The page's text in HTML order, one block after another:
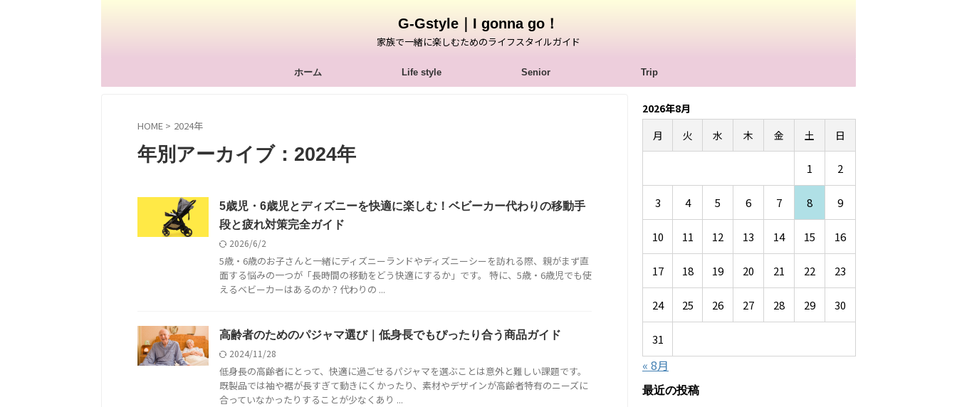
G-Gstyle｜I gonna go！
家族で一緒に楽しむためのライフスタイルガイド
ホーム Life style Senior Trip
HOME > 2024年
年別アーカイブ：2024年
5歳児・6歳児とディズニーを快適に楽しむ！ベビーカー代わりの移動手
段と疲れ対策完全ガイド
2026/6/2
5歳・6歳のお子さんと一緒にディズニーランドやディズニーシーを訪れる際、親がまず直
面する悩みの一つが「長時間の移動をどう快適にするか」です。 特に、5歳・6歳児でも使
えるベビーカーはあるのか？代わりの ...
高齢者のためのパジャマ選び｜低身長でもぴったり合う商品ガイド
2024/11/28
低身長の高齢者にとって、快適に過ごせるパジャマを選ぶことは意外と難しい課題です。
既製品では袖や裾が長すぎて動きにくかったり、素材やデザインが高齢者特有のニーズに
合っていなかったりすることが少なくあり ...
2026年8月
月
火 水 木 金 土 日
1 2
3 4 5 6 7 8 9
10 11 12 13 14 15 16
17 18 19 20 21 22 23
24 25 26 27 28 29 30
31
« 8月
最近の投稿